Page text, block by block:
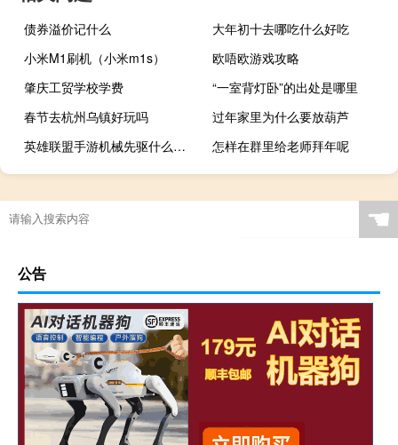
债券溢价记什么
大年初十去哪吃什么好吃
小米M1刷机（小米m1s）
欧唔欧游戏攻略
肇庆工贸学校学费
“一室背灯卧”的出处是哪里
春节去杭州乌镇好玩吗
过年家里为什么要放葫芦
英雄联盟手游机械先驱什么时候出 英雄联盟机械先驱
怎样在群里给老师拜年呢
☚
公告